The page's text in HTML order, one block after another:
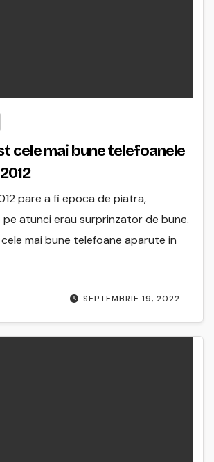
cele mai bune telefoanele
SEPTEMBRIE 19, 2022
pare a fi epoca de piatra,
atunci erau surprinzator de bune.
mai bune telefoane aparute in